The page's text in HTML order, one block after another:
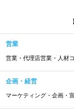
営業
営業・代理店営業・人材
企画・経営
マーケティング・企画・